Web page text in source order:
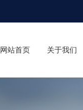
网站首页 关于我们